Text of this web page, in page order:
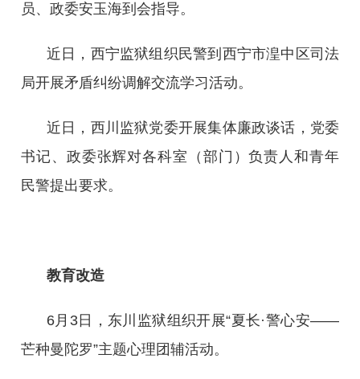
员、政委安玉海到会指导。
近日，西宁监狱组织民警到西宁市湟中区司法
局开展矛盾纠纷调解交流学习活动。
近日，西川监狱党委开展集体廉政谈话，党委
书记、政委张辉对各科室（部门）负责人和青年
民警提出要求。
教育改造
6月3日，东川监狱组织开展“夏长·警心安——
芒种曼陀罗”主题心理团辅活动。